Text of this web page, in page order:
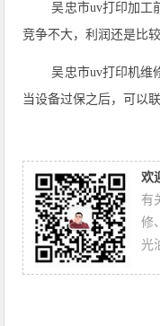
吴忠市uv打印加工
竞争不大，利润还是比较
吴忠市uv打印机维
当设备过保之后，可以
欢
有
修
光